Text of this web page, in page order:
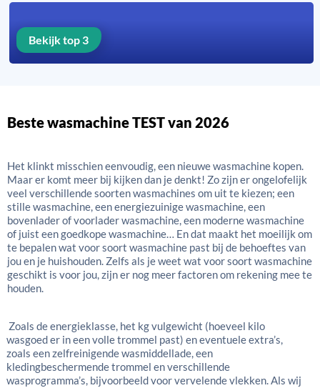
Bekijk top 3
Beste wasmachine TEST van 2026
Het klinkt misschien eenvoudig, een nieuwe wasmachine kopen.
Maar er komt meer bij kijken dan je denkt! Zo zijn er ongelofelijk
veel verschillende soorten wasmachines om uit te kiezen; een
stille wasmachine, een energiezuinige wasmachine, een
bovenlader of voorlader wasmachine, een moderne wasmachine
of juist een goedkope wasmachine… En dat maakt het moeilijk om
te bepalen wat voor soort wasmachine past bij de behoeftes van
jou en je huishouden. Zelfs als je weet wat voor soort wasmachine
geschikt is voor jou, zijn er nog meer factoren om rekening mee te
houden.
Zoals de energieklasse, het kg vulgewicht (hoeveel kilo
wasgoed er in een volle trommel past) en eventuele extra’s,
zoals een zelfreinigende wasmiddellade, een
kledingbeschermende trommel en verschillende
wasprogramma’s, bijvoorbeeld voor vervelende vlekken. Als wij